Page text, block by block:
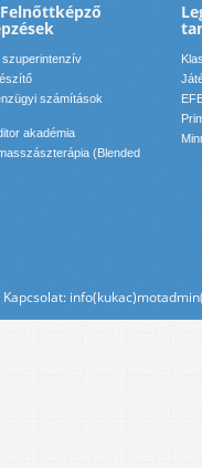
szuperintenzív
számítások
akadémia
(Blended